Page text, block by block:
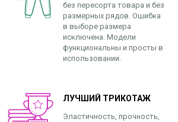
без пересорта товара и без
размерных рядов. Ошибка
в выборе размера
исключена. Модели
функциональны и просты в
использовании.
ЛУЧШИЙ ТРИКОТАЖ
Эластичность, прочность,